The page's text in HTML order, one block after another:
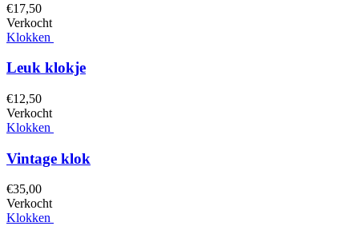
€17,50
Verkocht
Klokken
Leuk klokje
€12,50
Verkocht
Klokken
Vintage klok
€35,00
Verkocht
Klokken